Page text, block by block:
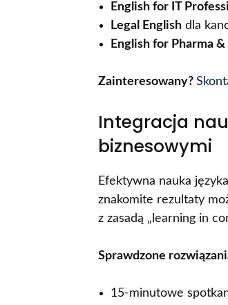
English for IT
Legal English dla
English for Pharma
Zainteresowany?
Integracja
biznesowymi
Efektywna nauka
znakomite rezultaty
z zasadą „learning in
Sprawdzone
15-minutowe